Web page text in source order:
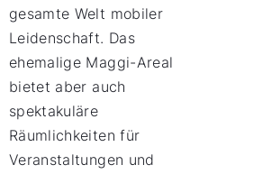
gesamte Welt mobiler
Leidenschaft. Das
ehemalige Maggi-Areal
bietet aber auch
spektakuläre
Räumlichkeiten für
Veranstaltungen und